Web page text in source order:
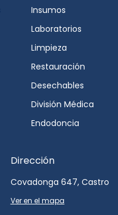
Insumos
Laboratorios
Limpieza
Restauración
Desechables
División Médica
Endodoncia
Dirección
Covadonga 647, Castro
Ver en el mapa